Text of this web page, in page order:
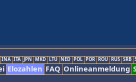
INA ITA JPN MKD LTU NED POL POR ROU RUS SRB
Elozahlen FAQ Onlineanmeldung